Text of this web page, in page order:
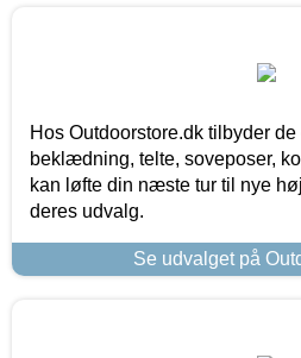
Hos Outdoorstore.dk tilbyder
beklædning, telte, soveposer,
kan løfte din næste tur til nye
deres udvalg.
Se udvalget på